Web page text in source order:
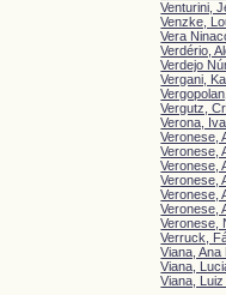
Venturini,
Venzke,
Vera
Verdério,
Verdejo
Vergani,
Vergutz,
Verona,
Veronese,
Veronese,
Veronese,
Veronese,
Veronese,
Veronese,
Veronese,
Verruck,
Viana, Ana
Viana,
Viana,